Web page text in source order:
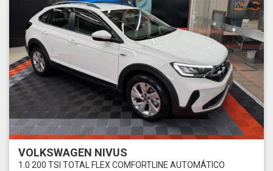
VOLKSWAGEN NIVUS
1.0 200 TSI TOTAL FLEX COMFORTLINE AUTOMÁTICO